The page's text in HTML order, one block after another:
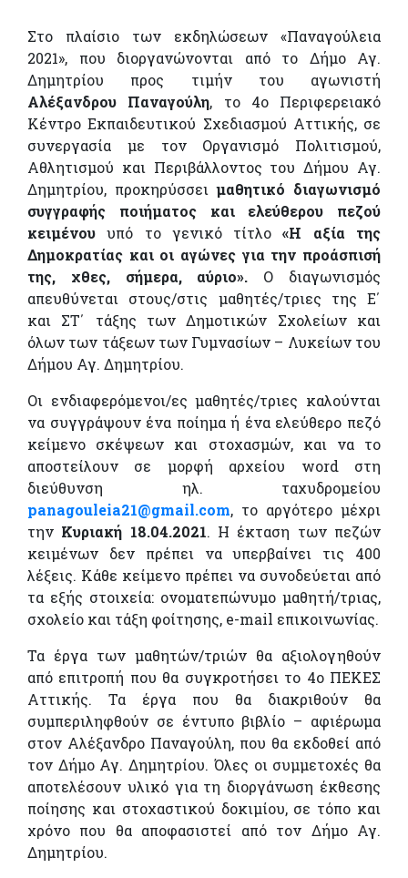
Στο πλαίσιο των εκδηλώσεων «Παναγούλεια
2021», που διοργανώνονται από το Δήμο Αγ.
Δημητρίου προς τιμήν του αγωνιστή
Αλέξανδρου Παναγούλη, το 4ο Περιφερειακό
Κέντρο Εκπαιδευτικού Σχεδιασμού Αττικής, σε
συνεργασία με τον Οργανισμό Πολιτισμού,
Αθλητισμού και Περιβάλλοντος του Δήμου Αγ.
Δημητρίου, προκηρύσσειμαθητικό διαγωνισμό
συγγραφής ποιήματος και ελεύθερου πεζού
κειμένου υπό το γενικό τίτλο«Η αξία της
Δημοκρατίας και οι αγώνες για την προάσπισή
της, χθες, σήμερα, αύριο». Ο διαγωνισμός
απευθύνεται στους/στις μαθητές/τριες της Ε΄
και ΣΤ΄ τάξης των Δημοτικών Σχολείων και
όλων των τάξεων των Γυμνασίων – Λυκείων του
Δήμου Αγ. Δημητρίου.
Οι ενδιαφερόμενοι/ες μαθητές/τριες καλούνται
να συγγράψουν ένα ποίημα ή ένα ελεύθερο πεζό
κείμενο σκέψεων και στοχασμών, και να το
αποστείλουν σε μορφή αρχείου word στη
διεύθυνση ηλ. ταχυδρομείου
panagouleia21@gmail.com, το αργότερο μέχρι
την Κυριακή 18.04.2021. Η έκταση των πεζών
κειμένων δεν πρέπει να υπερβαίνει τις 400
λέξεις. Κάθε κείμενο πρέπει να συνοδεύεται από
τα εξής στοιχεία: ονοματεπώνυμο μαθητή/τριας,
σχολείο και τάξη φοίτησης, e-mail επικοινωνίας.
Τα έργα των μαθητών/τριών θα αξιολογηθούν
από επιτροπή που θα συγκροτήσει το 4ο ΠΕΚΕΣ
Αττικής. Τα έργα που θα διακριθούν θα
συμπεριληφθούν σε έντυπο βιβλίο – αφιέρωμα
στον Αλέξανδρο Παναγούλη, που θα εκδοθεί από
τον Δήμο Αγ. Δημητρίου. Όλες οι συμμετοχές θα
αποτελέσουν υλικό για τη διοργάνωση έκθεσης
ποίησης και στοχαστικού δοκιμίου, σε τόπο και
χρόνο που θα αποφασιστεί από τον Δήμο Αγ.
Δημητρίου.